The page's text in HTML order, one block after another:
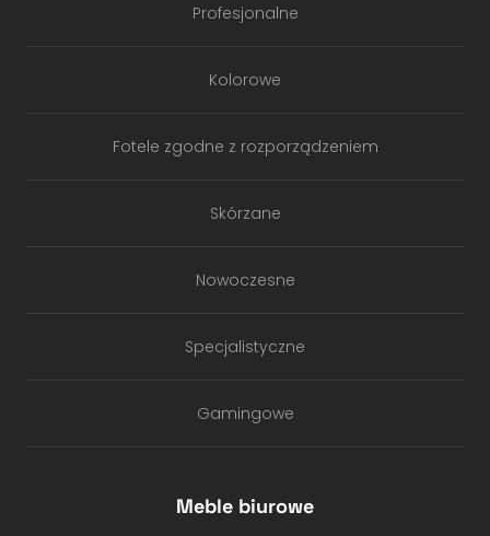
Profesjonalne
Kolorowe
Fotele zgodne z rozporządzeniem
Skórzane
Nowoczesne
Specjalistyczne
Gamingowe
Meble biurowe